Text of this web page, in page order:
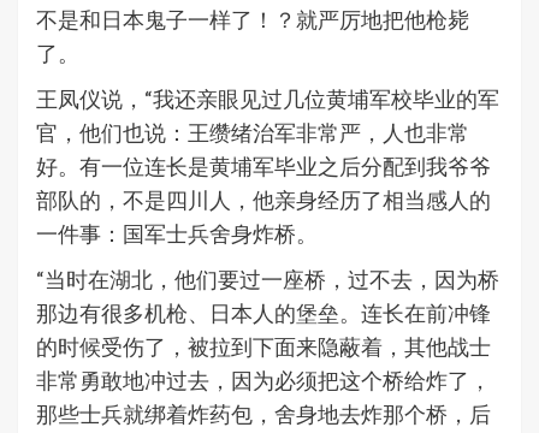
不是和日本鬼子一样了！？就严厉地把他枪毙
了。
王凤仪说，“我还亲眼见过几位黄埔军校毕业的军
官，他们也说：王缵绪治军非常严，人也非常
好。有一位连长是黄埔军毕业之后分配到我爷爷
部队的，不是四川人，他亲身经历了相当感人的
一件事：国军士兵舍身炸桥。
“当时在湖北，他们要过一座桥，过不去，因为桥
那边有很多机枪、日本人的堡垒。连长在前冲锋
的时候受伤了，被拉到下面来隐蔽着，其他战士
非常勇敢地冲过去，因为必须把这个桥给炸了，
那些士兵就绑着炸药包，舍身地去炸那个桥，后